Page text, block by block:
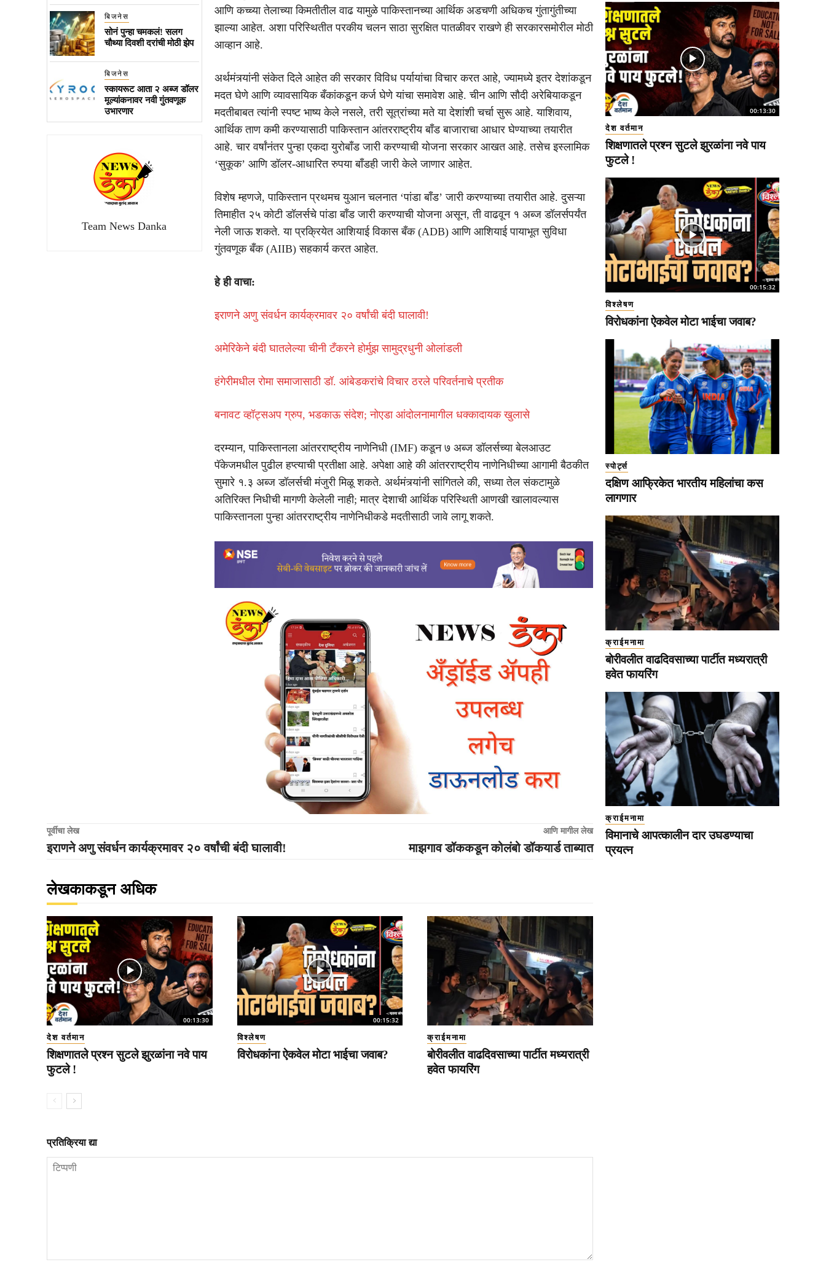
बिजनेस
सोनं पुन्हा चमकलं! सलग
चौथ्या दिवशी दरांची मोठी झेप
बिजनेस
स्कायरूट आता २ अब्ज डॉलर
मूल्यांकनावर नवी गुंतवणूक
उभारणार
Team News Danka
आणि कच्च्या तेलाच्या किमतीतील वाढ यामुळे पाकिस्तानच्या आर्थिक अडचणी अधिकच गुंतागुंतीच्या
झाल्या आहेत. अशा परिस्थितीत परकीय चलन साठा सुरक्षित पातळीवर राखणे ही सरकारसमोरील मोठी
आव्हान आहे.
अर्थमंत्र्यांनी संकेत दिले आहेत की सरकार विविध पर्यायांचा विचार करत आहे, ज्यामध्ये इतर देशांकडून
मदत घेणे आणि व्यावसायिक बँकांकडून कर्ज घेणे यांचा समावेश आहे. चीन आणि सौदी अरेबियाकडून
मदतीबाबत त्यांनी स्पष्ट भाष्य केले नसले, तरी सूत्रांच्या मते या देशांशी चर्चा सुरू आहे. याशिवाय,
आर्थिक ताण कमी करण्यासाठी पाकिस्तान आंतरराष्ट्रीय बाँड बाजाराचा आधार घेण्याच्या तयारीत
आहे. चार वर्षांनंतर पुन्हा एकदा युरोबाँड जारी करण्याची योजना सरकार आखत आहे. तसेच इस्लामिक
‘सुकूक’ आणि डॉलर-आधारित रुपया बाँडही जारी केले जाणार आहेत.
विशेष म्हणजे, पाकिस्तान प्रथमच युआन चलनात ‘पांडा बाँड’ जारी करण्याच्या तयारीत आहे. दुसऱ्या
तिमाहीत २५ कोटी डॉलर्सचे पांडा बाँड जारी करण्याची योजना असून, ती वाढवून १ अब्ज डॉलर्सपर्यंत
नेली जाऊ शकते. या प्रक्रियेत आशियाई विकास बँक (ADB) आणि आशियाई पायाभूत सुविधा
गुंतवणूक बँक (AIIB) सहकार्य करत आहेत.
हे ही वाचा:
इराणने अणु संवर्धन कार्यक्रमावर २० वर्षांची बंदी घालावी!
अमेरिकेने बंदी घातलेल्या चीनी टँकरने होर्मुझ सामुद्रधुनी ओलांडली
हंगेरीमधील रोमा समाजासाठी डॉ. आंबेडकरांचे विचार ठरले परिवर्तनाचे प्रतीक
बनावट व्हॉट्सअ‍प ग्रुप, भडकाऊ संदेश; नोएडा आंदोलनामागील धक्कादायक खुलासे
दरम्यान, पाकिस्तानला आंतरराष्ट्रीय नाणेनिधी (IMF) कडून ७ अब्ज डॉलर्सच्या बेलआउट
पॅकेजमधील पुढील हप्त्याची प्रतीक्षा आहे. अपेक्षा आहे की आंतरराष्ट्रीय नाणेनिधीच्या आगामी बैठकीत
सुमारे १.३ अब्ज डॉलर्सची मंजुरी मिळू शकते. अर्थमंत्र्यांनी सांगितले की, सध्या तेल संकटामुळे
अतिरिक्त निधीची मागणी केलेली नाही; मात्र देशाची आर्थिक परिस्थिती आणखी खालावल्यास
पाकिस्तानला पुन्हा आंतरराष्ट्रीय नाणेनिधीकडे मदतीसाठी जावे लागू शकते.
पूर्वीचा लेख
इराणने अणु संवर्धन कार्यक्रमावर २० वर्षांची बंदी घालावी!
आणि मागील लेख
माझगाव डॉककडून कोलंबो डॉकयार्ड ताब्यात
लेखकाकडून अधिक
00:13:30
देश वर्तमान
शिक्षणातले प्रश्न सुटले झुरळांना नवे पाय
फुटले !
00:15:32
विश्लेषण
विरोधकांना ऐकवेल मोटा भाईचा जवाब?
क्राईमनामा
बोरीवलीत वाढदिवसाच्या पार्टीत मध्यरात्री
हवेत फायरिंग
प्रतिक्रिया द्या
00:13:30
देश वर्तमान
शिक्षणातले प्रश्न सुटले झुरळांना नवे पाय
फुटले !
00:15:32
विश्लेषण
विरोधकांना ऐकवेल मोटा भाईचा जवाब?
स्पोर्ट्स
दक्षिण आफ्रिकेत भारतीय महिलांचा कस
लागणार
क्राईमनामा
बोरीवलीत वाढदिवसाच्या पार्टीत मध्यरात्री
हवेत फायरिंग
क्राईमनामा
विमानाचे आपत्कालीन दार उघडण्याचा
प्रयत्न